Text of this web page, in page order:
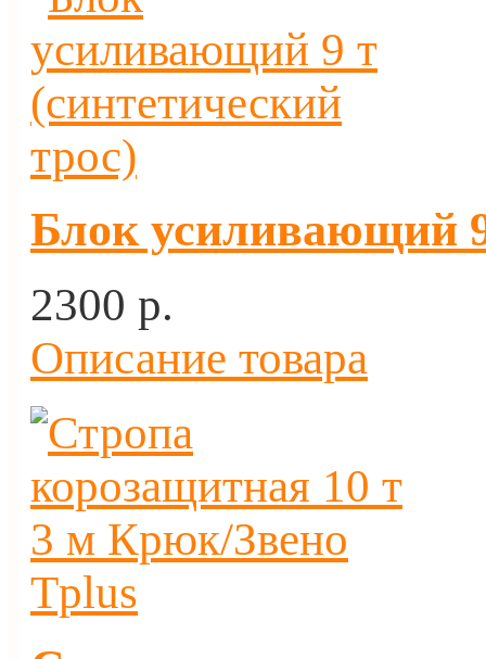
Блок усиливающий
2300 p.
Описание товара